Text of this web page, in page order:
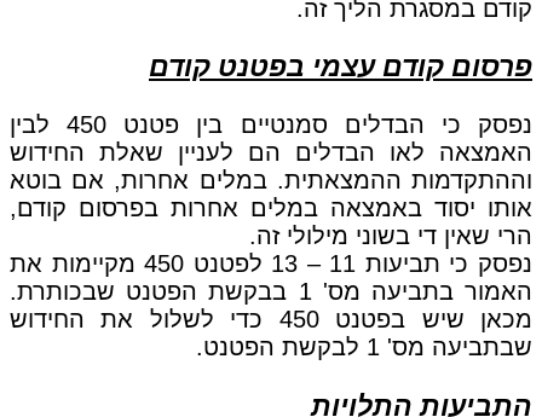
קודם במסגרת הליך זה.
פרסום קודם עצמי בפטנט קודם
נפסק כי הבדלים סמנטיים בין פטנט 450 לבין
האמצאה לאו הבדלים הם לעניין שאלת החידוש
וההתקדמות ההמצאתית. במלים אחרות, אם בוטא
אותו יסוד באמצאה במלים אחרות בפרסום קודם,
הרי שאין די בשוני מילולי זה.
נפסק כי תביעות 11 – 13 לפטנט 450 מקיימות את
האמור בתביעה מס' 1 בבקשת הפטנט שבכותרת.
מכאן שיש בפטנט 450 כדי לשלול את החידוש
שבתביעה מס' 1 לבקשת הפטנט.
התביעות התלויות